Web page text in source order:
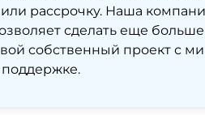
рассрочку. Наша
сделать еще
собственный проект с